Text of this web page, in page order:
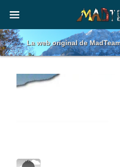
La web original de